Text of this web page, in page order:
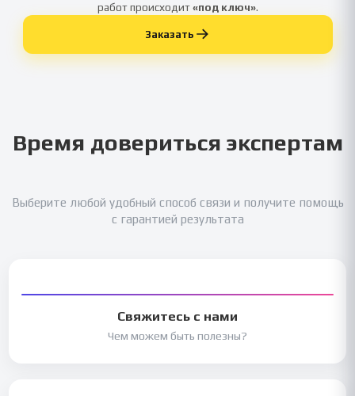
работ происходит«под ключ».
Заказать
Время довериться экспертам
Выберите любой удобный способ связи и получите помощь
с гарантией результата
Свяжитесь с нами
Чем можем быть полезны?